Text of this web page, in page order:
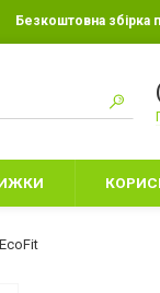
Безкоштовна збірка